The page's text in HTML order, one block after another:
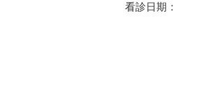
看診日期：